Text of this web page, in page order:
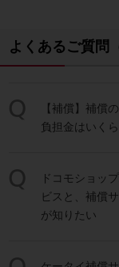
よくあるご質問
【補償】補償
負担金はいく
ドコモショッ
ビスと、補償
が知りたい